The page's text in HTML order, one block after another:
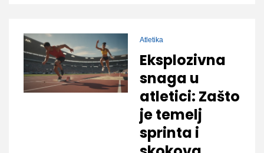
Atletika
Eksplozivna
snaga u
atletici: Zašto
je temelj
sprinta i